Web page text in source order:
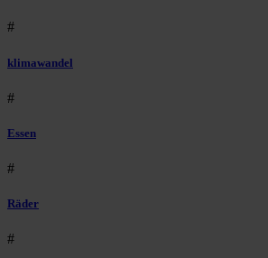
#
klimawandel
#
Essen
#
Räder
#